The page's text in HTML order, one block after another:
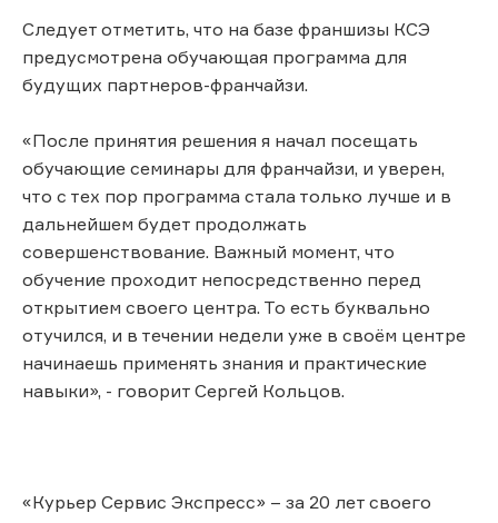
Следует отметить, что на базе франшизы КСЭ
предусмотрена обучающая программа для
будущих партнеров-франчайзи.
«После принятия решения я начал посещать
обучающие семинары для франчайзи, и уверен,
что с тех пор программа стала только лучше и в
дальнейшем будет продолжать
совершенствование. Важный момент, что
обучение проходит непосредственно перед
открытием своего центра. То есть буквально
отучился, и в течении недели уже в своём центре
начинаешь применять знания и практические
навыки», - говорит Сергей Кольцов.
«Курьер Сервис Экспресс» – за 20 лет своего